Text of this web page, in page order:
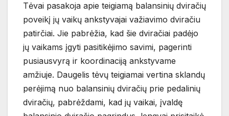
Tėvai pasakoja apie teigiamą balansinių dviračių
poveikį jų vaikų ankstyvajai važiavimo dviračiu
patirčiai. Jie pabrėžia, kad šie dviračiai padėjo
jų vaikams įgyti pasitikėjimo savimi, pagerinti
pusiausvyrą ir koordinaciją ankstyvame
amžiuje. Daugelis tėvų teigiamai vertina sklandų
perėjimą nuo balansinių dviračių prie pedalinių
dviračių, pabrėždami, kad jų vaikai, įvaldę